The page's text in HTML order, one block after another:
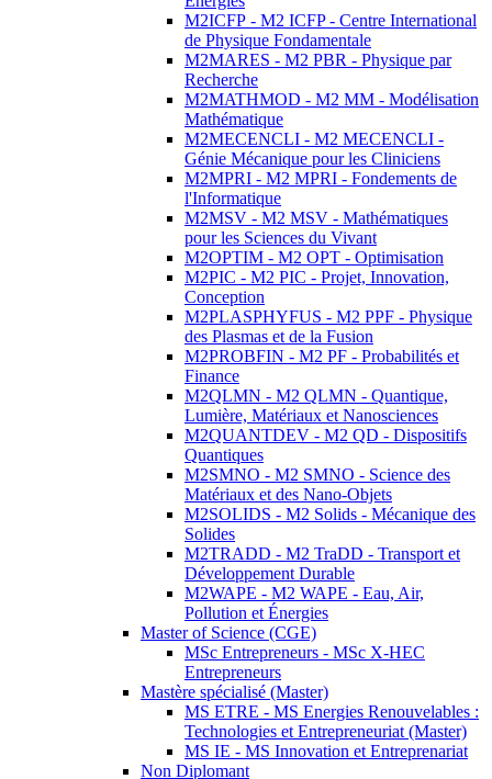
M2ICFP - M2 ICFP - Centre International
de Physique Fondamentale
M2MARES - M2 PBR - Physique par
Recherche
M2MATHMOD - M2 MM - Modélisation
Mathématique
M2MECENCLI - M2 MECENCLI -
Génie Mécanique pour les Cliniciens
M2MPRI - M2 MPRI - Fondements de
l'Informatique
M2MSV - M2 MSV - Mathématiques
pour les Sciences du Vivant
M2OPTIM - M2 OPT - Optimisation
M2PIC - M2 PIC - Projet, Innovation,
Conception
M2PLASPHYFUS - M2 PPF - Physique
des Plasmas et de la Fusion
M2PROBFIN - M2 PF - Probabilités et
Finance
M2QLMN - M2 QLMN - Quantique,
Lumière, Matériaux et Nanosciences
M2QUANTDEV - M2 QD - Dispositifs
Quantiques
M2SMNO - M2 SMNO - Science des
Matériaux et des Nano-Objets
M2SOLIDS - M2 Solids - Mécanique des
Solides
M2TRADD - M2 TraDD - Transport et
Développement Durable
M2WAPE - M2 WAPE - Eau, Air,
Pollution et Énergies
Master of Science (CGE)
MSc Entrepreneurs - MSc X-HEC
Entrepreneurs
Mastère spécialisé (Master)
MS ETRE - MS Energies Renouvelables :
Technologies et Entrepreneuriat (Master)
MS IE - MS Innovation et Entreprenariat
Non Diplomant